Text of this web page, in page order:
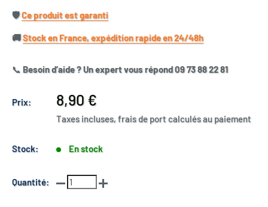
🛡️​Ce produit est garanti
🚚​Stock en France, expédition rapide en 24/48h
📞 Besoin d’aide ? Un expert vous répond 09 73 88 22 81
Prix:
Prix
réduit
8,90 €
Taxes incluses, frais de port calculés au paiement
Stock: En stock
Quantité: